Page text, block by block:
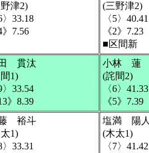
津2)
〉33.18
》7.56
(三野津2)
〈5〉40.41
《2》7.23
■区間新
貫汰
1)
〉33.54
》8.39
小林 蓮
(詫間2)
〈6〉41.33
《5》7.39
裕斗
1)
〉33.31
塩満 陽人
(木太1)
〈7〉41.42